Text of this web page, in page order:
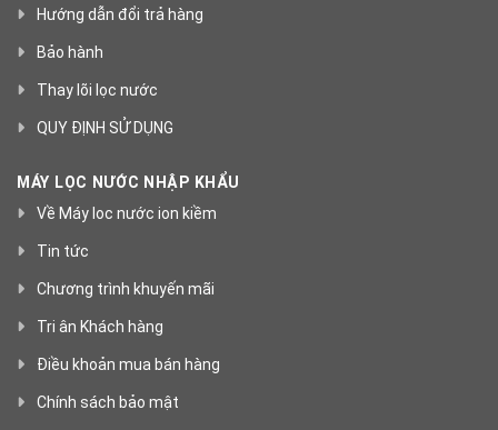
Hướng dẫn đổi trả hàng
Bảo hành
Thay lõi lọc nước
QUY ĐỊNH SỬ DỤNG
MÁY LỌC NƯỚC NHẬP KHẨU
Về Máy loc nước ion kiềm
Tin tức
Chương trình khuyến mãi
Tri ân Khách hàng
Điều khoản mua bán hàng
Chính sách bảo mật